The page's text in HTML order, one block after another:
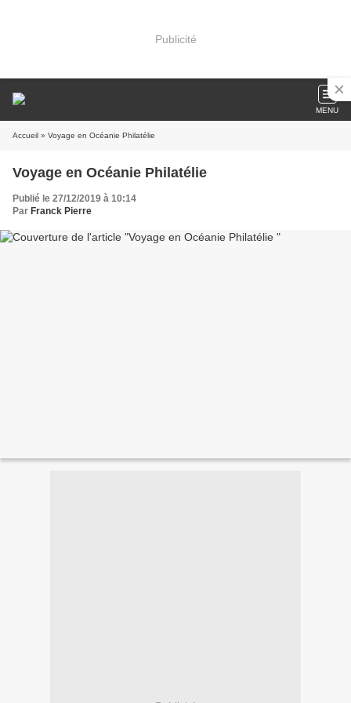
Publicité
MENU
Accueil » Voyage en Océanie Philatélie
Voyage en Océanie Philatélie
Publié le 27/12/2019 à 10:14
Par Franck Pierre